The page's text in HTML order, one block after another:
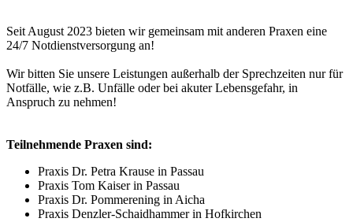
Seit August 2023 bieten wir gemeinsam mit anderen Praxen eine
24/7 Notdienstversorgung an!
Wir bitten Sie unsere Leistungen außerhalb der Sprechzeiten nur für
Notfälle, wie z.B. Unfälle oder bei akuter Lebensgefahr, in
Anspruch zu nehmen!
Teilnehmende Praxen sind:
Praxis Dr. Petra Krause in Passau
Praxis Tom Kaiser in Passau
Praxis Dr. Pommerening in Aicha
Praxis Denzler-Schaidhammer in Hofkirchen